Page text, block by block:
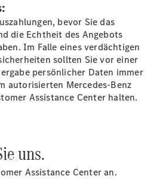
bevor Sie das
die Echtheit des Angebots
Im Falle eines verdächtigen
sollten Sie vor einer
persönlicher Daten immer
autorisierten Mercedes-Benz
Assistance Center halten.
uns.
Assistance Center an.